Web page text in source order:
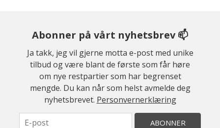
Abonner på vårt nyhetsbrev 📫
Ja takk, jeg vil gjerne motta e-post med unike
tilbud og være blant de første som får høre
om nye restpartier som har begrenset
mengde. Du kan når som helst avmelde deg
nyhetsbrevet. Personvernerklæring
ABONNER